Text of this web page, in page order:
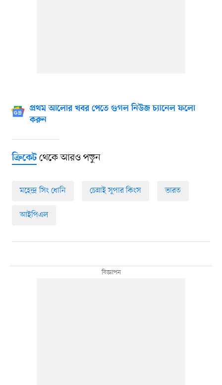
প্রথম আলোর খবর পেতে গুগল নিউজ চ্যানেল ফলো
করুন
ক্রিকেটথেকে আরও পড়ুন
মহেন্দ্র সিং ধোনি চেন্নাই সুপার কিংস ভারত
আইপিএল